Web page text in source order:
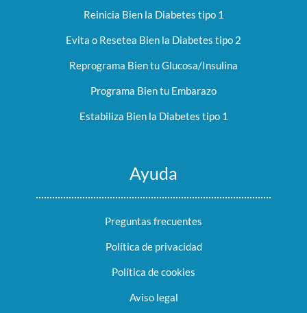
Reinicia Bien la Diabetes tipo 1
Evita o Resetea Bien la Diabetes tipo 2
Reprograma Bien tu Glucosa/Insulina
Programa Bien tu Embarazo
Estabiliza Bien la Diabetes tipo 1
Ayuda
Preguntas frecuentes
Política de privacidad
Política de cookies
Aviso legal